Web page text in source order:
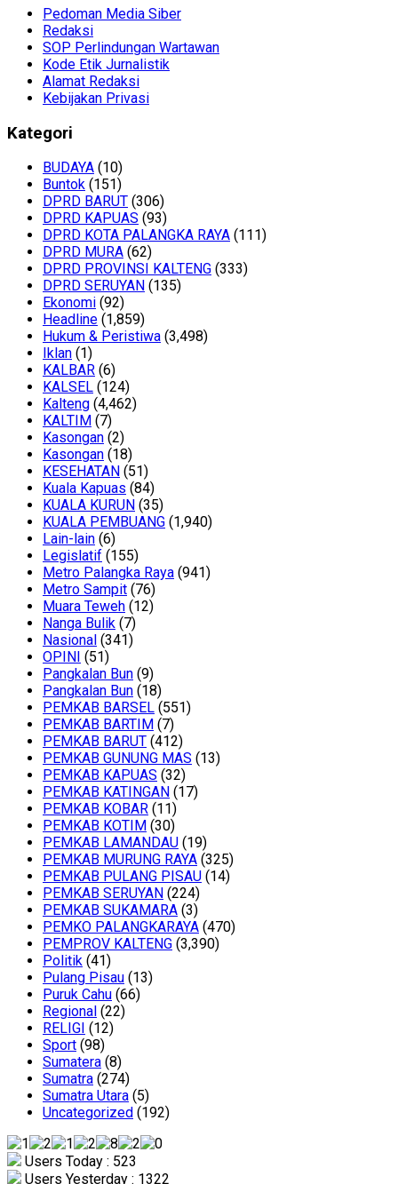
Pedoman Media Siber
Redaksi
SOP Perlindungan Wartawan
Kode Etik Jurnalistik
Alamat Redaksi
Kebijakan Privasi
Kategori
BUDAYA (10)
Buntok (151)
DPRD BARUT (306)
DPRD KAPUAS (93)
DPRD KOTA PALANGKA RAYA (111)
DPRD MURA (62)
DPRD PROVINSI KALTENG (333)
DPRD SERUYAN (135)
Ekonomi (92)
Headline (1,859)
Hukum & Peristiwa (3,498)
Iklan (1)
KALBAR (6)
KALSEL (124)
Kalteng (4,462)
KALTIM (7)
Kasongan (2)
Kasongan (18)
KESEHATAN (51)
Kuala Kapuas (84)
KUALA KURUN (35)
KUALA PEMBUANG (1,940)
Lain-lain (6)
Legislatif (155)
Metro Palangka Raya (941)
Metro Sampit (76)
Muara Teweh (12)
Nanga Bulik (7)
Nasional (341)
OPINI (51)
Pangkalan Bun (9)
Pangkalan Bun (18)
PEMKAB BARSEL (551)
PEMKAB BARTIM (7)
PEMKAB BARUT (412)
PEMKAB GUNUNG MAS (13)
PEMKAB KAPUAS (32)
PEMKAB KATINGAN (17)
PEMKAB KOBAR (11)
PEMKAB KOTIM (30)
PEMKAB LAMANDAU (19)
PEMKAB MURUNG RAYA (325)
PEMKAB PULANG PISAU (14)
PEMKAB SERUYAN (224)
PEMKAB SUKAMARA (3)
PEMKO PALANGKARAYA (470)
PEMPROV KALTENG (3,390)
Politik (41)
Pulang Pisau (13)
Puruk Cahu (66)
Regional (22)
RELIGI (12)
Sport (98)
Sumatera (8)
Sumatra (274)
Sumatra Utara (5)
Uncategorized (192)
Users Today : 523
Users Yesterday : 1322